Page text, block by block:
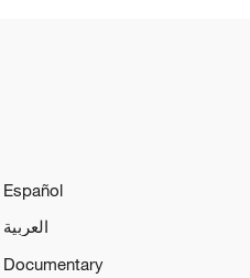
Español
العربية
Documentary